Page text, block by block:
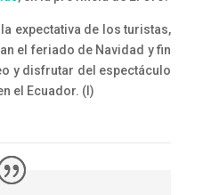
expectativa de los turistas,
el feriado de Navidad y fin
y disfrutar del espectáculo
el Ecuador. (I)